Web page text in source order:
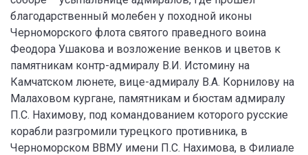
благодарственный молебен у походной иконы
Черноморского флота святого праведного воина
Феодора Ушакова и возложение венков и цветов к
памятникам контр-адмиралу В.И. Истомину на
Камчатском люнете, вице-адмиралу В.А. Корнилову на
Малаховом кургане, памятникам и бюстам адмиралу
П.С. Нахимову, под командованием которого русские
корабли разгромили турецкого противника, в
Черноморском ВВМУ имени П.С. Нахимова, в Филиале